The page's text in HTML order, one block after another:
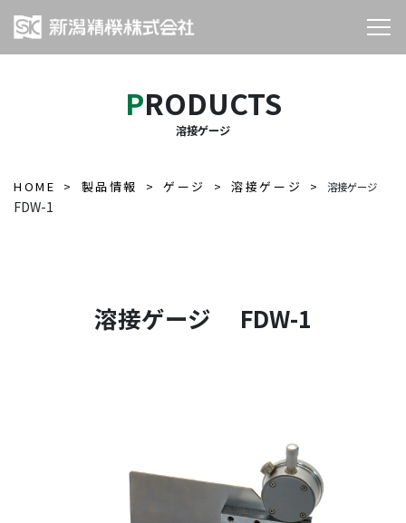
PRODUCTS
溶接ゲージ
HOME 製品情報 ゲージ 溶接ゲージ 溶接ゲージ
FDW-1
溶接ゲージ FDW-1